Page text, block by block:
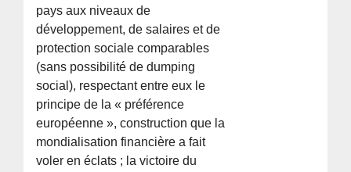
pays aux niveaux de
développement, de salaires et de
protection sociale comparables
(sans possibilité de dumping
social), respectant entre eux le
principe de la « préférence
européenne », construction que la
mondialisation financière a fait
voler en éclats ; la victoire du